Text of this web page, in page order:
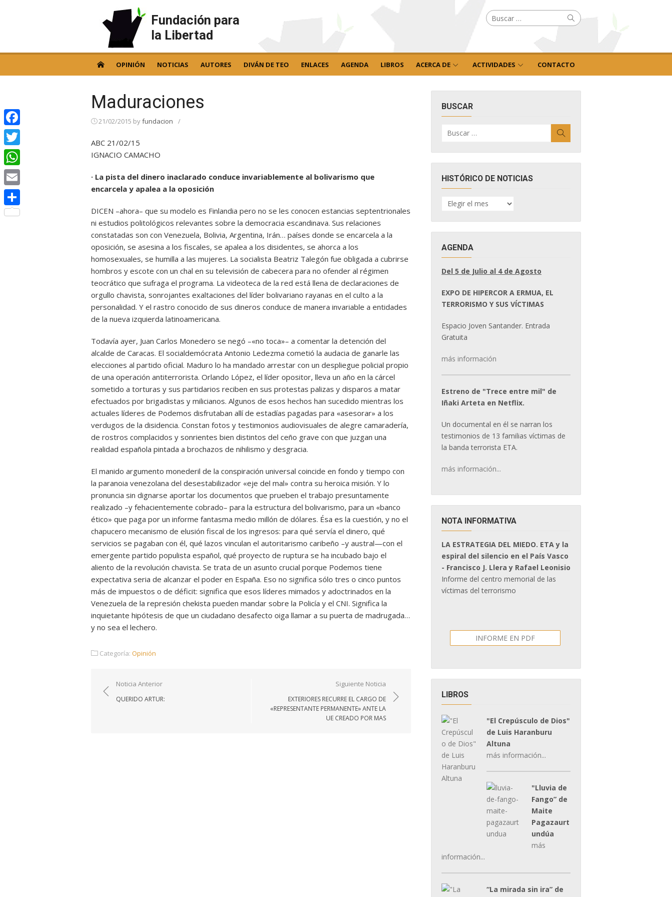
Fundación para
la Libertad
Buscar
por: Buscar
OPINIÓN NOTICIAS AUTORES DIVÁN DE TEO ENLACES AGENDA LIBROS ACERCA DE ACTIVIDADES CONTACTO
Maduraciones
21/02/2015 byfundacion /
ABC 21/02/15
IGNACIO CAMACHO
· La pista del dinero inaclarado conduce invariablemente al bolivarismo que
encarcela y apalea a la oposición
DICEN –ahora– que su modelo es Finlandia pero no se les conocen estancias septentrionales
ni estudios politológicos relevantes sobre la democracia escandinava. Sus relaciones
constatadas son con Venezuela, Bolivia, Argentina, Irán… países donde se encarcela a la
oposición, se asesina a los fiscales, se apalea a los disidentes, se ahorca a los
homosexuales, se humilla a las mujeres. La socialista Beatriz Talegón fue obligada a cubrirse
hombros y escote con un chal en su televisión de cabecera para no ofender al régimen
teocrático que sufraga el programa. La videoteca de la red está llena de declaraciones de
orgullo chavista, sonrojantes exaltaciones del líder bolivariano rayanas en el culto a la
personalidad. Y el rastro conocido de sus dineros conduce de manera invariable a entidades
de la nueva izquierda latinoamericana.
Todavía ayer, Juan Carlos Monedero se negó –«no toca»– a comentar la detención del
alcalde de Caracas. El socialdemócrata Antonio Ledezma cometió la audacia de ganarle las
elecciones al partido oficial. Maduro lo ha mandado arrestar con un despliegue policial propio
de una operación antiterrorista. Orlando López, el líder opositor, lleva un año en la cárcel
sometido a torturas y sus partidarios reciben en sus protestas palizas y disparos a matar
efectuados por brigadistas y milicianos. Algunos de esos hechos han sucedido mientras los
actuales líderes de Podemos disfrutaban allí de estadías pagadas para «asesorar» a los
verdugos de la disidencia. Constan fotos y testimonios audiovisuales de alegre camaradería,
de rostros complacidos y sonrientes bien distintos del ceño grave con que juzgan una
realidad española pintada a brochazos de nihilismo y desgracia.
El manido argumento monederil de la conspiración universal coincide en fondo y tiempo con
la paranoia venezolana del desestabilizador «eje del mal» contra su heroica misión. Y lo
pronuncia sin dignarse aportar los documentos que prueben el trabajo presuntamente
realizado –y fehacientemente cobrado– para la estructura del bolivarismo, para un «banco
ético» que paga por un informe fantasma medio millón de dólares. Ésa es la cuestión, y no el
chapucero mecanismo de elusión fiscal de los ingresos: para qué servía el dinero, qué
servicios se pagaban con él, qué lazos vinculan el autoritarismo caribeño –y austral—con el
emergente partido populista español, qué proyecto de ruptura se ha incubado bajo el
aliento de la revolución chavista. Se trata de un asunto crucial porque Podemos tiene
expectativa seria de alcanzar el poder en España. Eso no significa sólo tres o cinco puntos
más de impuestos o de déficit: significa que esos líderes mimados y adoctrinados en la
Venezuela de la represión chekista pueden mandar sobre la Policía y el CNI. Significa la
inquietante hipótesis de que un ciudadano desafecto oiga llamar a su puerta de madrugada…
y no sea el lechero.
Categoría: Opinión
Navegación
de
Noticia Anterior
QUERIDO ARTUR:
Siguiente Noticia
EXTERIORES RECURRE EL CARGO DE
«REPRESENTANTE PERMANENTE» ANTE LA
UE CREADO POR MAS
BUSCAR
por:
HISTÓRICO DE NOTICIAS
HISTÓRICO
DE
AGENDA
Del 5 de Julio al 4 de Agosto
EXPO DE HIPERCOR A ERMUA, EL
TERRORISMO Y SUS VÍCTIMAS
Espacio Joven Santander. Entrada
Gratuita
más información
Estreno de "Trece entre mil" de
Iñaki Arteta en Netflix.
Un documental en él se narran los
testimonios de 13 familias víctimas de
la banda terrorista ETA.
más información...
NOTA INFORMATIVA
LA ESTRATEGIA DEL MIEDO. ETA y la
espiral del silencio en el País Vasco
- Francisco J. Llera y Rafael Leonisio
Informe del centro memorial de las
víctimas del terrorismo
INFORME EN PDF
LIBROS
"El Crepúsculo de Dios"
de Luis Haranburu
Altuna
más información...
"Lluvia de
Fango” de
Maite
Pagazaurt
undúa
más
información...
“La mirada sin ira” de
Facebook
Twitter
WhatsApp
Email
Compartir